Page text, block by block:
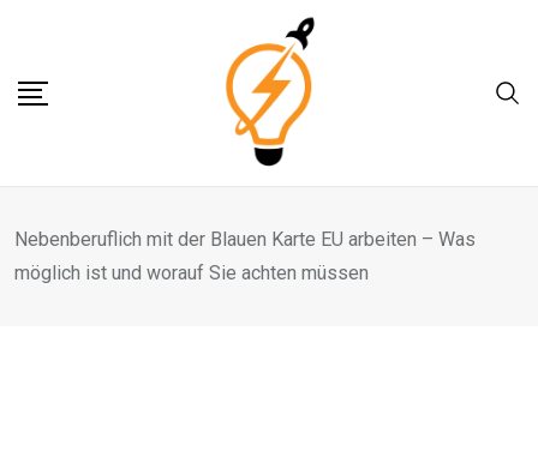
content
Nebenberuflich mit der Blauen Karte EU arbeiten – Was
möglich ist und worauf Sie achten müssen